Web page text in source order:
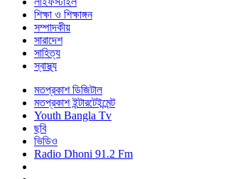
শিক্ষা ও শিক্ষাঙ্গন
সম্পাদকীয়
সারাদেশ
সাহিত্য
স্বাস্থ্য
মতপ্রকাশ ডিজিটাল
মতপ্রকাশ ইন্টারটেইন্মেন্ট
Youth Bangla Tv
ছবি
ভিডিও
Radio Dhoni 91.2 Fm